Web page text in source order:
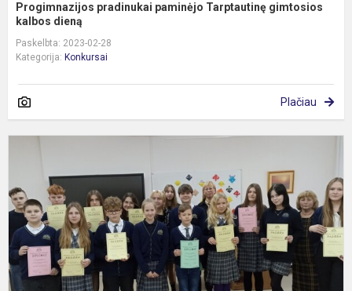
Progimnazijos pradinukai paminėjo Tarptautinę gimtosios
kalbos dieną
Paskelbta: 2023-02-28
Kategorija: Konkursai
Plačiau